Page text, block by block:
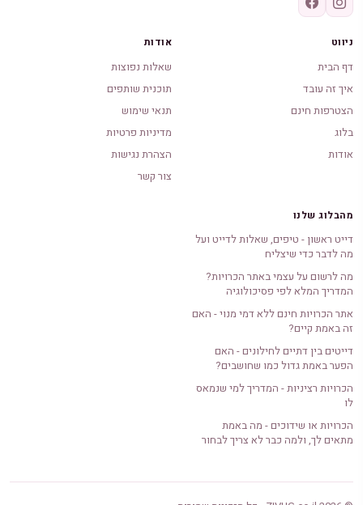
ניווט
דף הבית
איך זה עובד
הצטרפות חינם
בלוג
אודות
אודות
שאלות נפוצות
תוכנית שותפים
תנאי שימוש
מדיניות פרטיות
הצהרת נגישות
צור קשר
מהבלוג שלנו
דייט ראשון - טיפים, שאלות לדייט ועל
מה לדבר כדי שיצליח
מה לרשום על עצמי באתר הכרויות?
המדריך המלא לפי פסיכולוגיה
אתר הכרויות חינם ללא דמי מנוי - האם
זה באמת קיים?
דייטים בין דתיים לחילונים - האם
הפער באמת גדול כמו שחושבים?
הכרויות רציניות - המדריך למי שנמאס
לו
הכרויות או שידוכים - מה באמת
מתאים לך, ולמה כבר לא צריך לבחור